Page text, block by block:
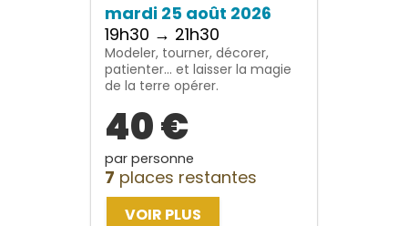
mardi 25 août 2026
19h30 → 21h30
Modeler, tourner, décorer,
patienter… et laisser la magie
de la terre opérer.
40 €
par personne
7 places restantes
VOIR PLUS